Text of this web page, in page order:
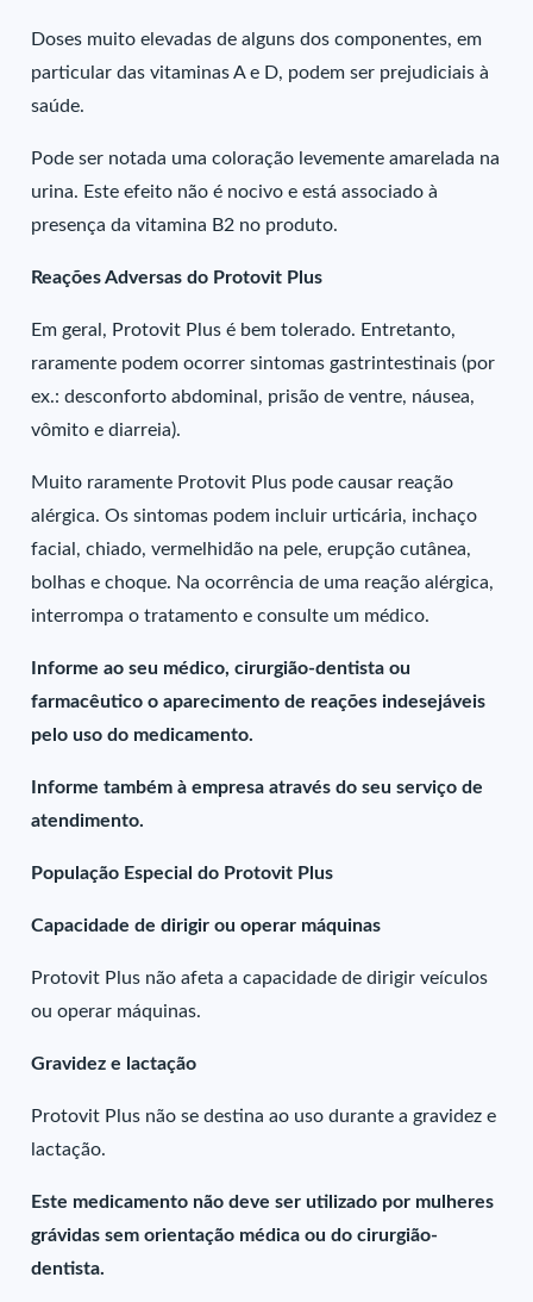
Doses muito elevadas de alguns dos componentes, em
particular das vitaminas A e D, podem ser prejudiciais à
saúde.
Pode ser notada uma coloração levemente amarelada na
urina. Este efeito não é nocivo e está associado à
presença da vitamina B2 no produto.
Reações Adversas do Protovit Plus
Em geral, Protovit Plus é bem tolerado. Entretanto,
raramente podem ocorrer sintomas gastrintestinais (por
ex.: desconforto abdominal, prisão de ventre, náusea,
vômito e diarreia).
Muito raramente Protovit Plus pode causar reação
alérgica. Os sintomas podem incluir urticária, inchaço
facial, chiado, vermelhidão na pele, erupção cutânea,
bolhas e choque. Na ocorrência de uma reação alérgica,
interrompa o tratamento e consulte um médico.
Informe ao seu médico, cirurgião-dentista ou
farmacêutico o aparecimento de reações indesejáveis
pelo uso do medicamento.
Informe também à empresa através do seu serviço de
atendimento.
População Especial do Protovit Plus
Capacidade de dirigir ou operar máquinas
Protovit Plus não afeta a capacidade de dirigir veículos
ou operar máquinas.
Gravidez e lactação
Protovit Plus não se destina ao uso durante a gravidez e
lactação.
Este medicamento não deve ser utilizado por mulheres
grávidas sem orientação médica ou do cirurgião-
dentista.